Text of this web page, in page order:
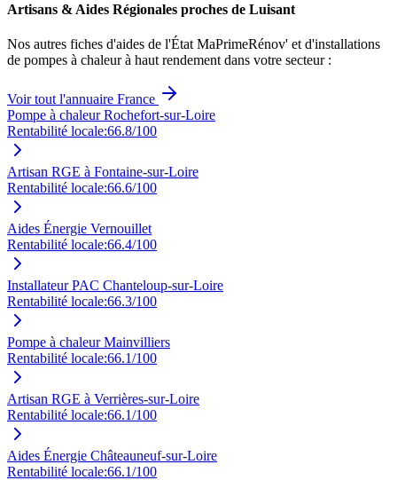
Artisans & Aides Régionales proches de Luisant
Nos autres fiches d'aides de l'État MaPrimeRénov' et d'installations
de pompes à chaleur à haut rendement dans votre secteur :
Voir tout l'annuaire France
Pompe à chaleur Rochefort-sur-Loire
Rentabilité locale:66.8/100
Artisan RGE à Fontaine-sur-Loire
Rentabilité locale:66.6/100
Aides Énergie Vernouillet
Rentabilité locale:66.4/100
Installateur PAC Chanteloup-sur-Loire
Rentabilité locale:66.3/100
Pompe à chaleur Mainvilliers
Rentabilité locale:66.1/100
Artisan RGE à Verrières-sur-Loire
Rentabilité locale:66.1/100
Aides Énergie Châteauneuf-sur-Loire
Rentabilité locale:66.1/100